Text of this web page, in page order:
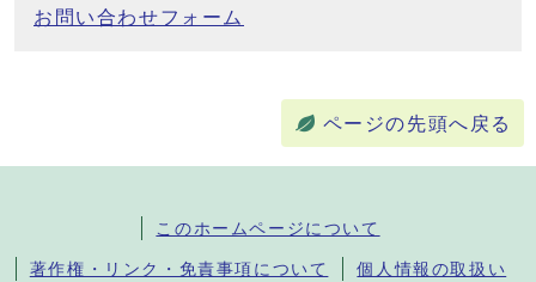
お問い合わせフォーム
ページの先頭へ戻る
このホームページについて
著作権・リンク・免責事項について 個人情報の取扱い